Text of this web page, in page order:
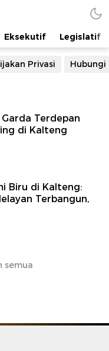
Eksekutif Legislatif
Privasi Hubungi
Terdepan
di Kalteng
Biru di Kalteng:
Terbangun,
semua